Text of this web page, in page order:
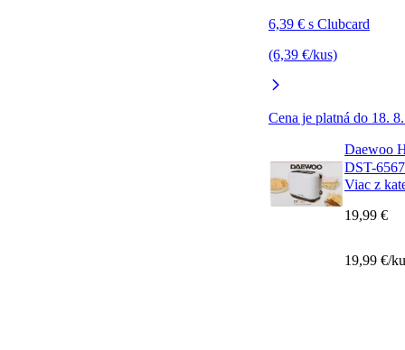
6,39 € s Clubcard
(6,39 €/kus)
Cena je platná do 18.
Daewoo
DST-6567
Viac z
19,99 €
19,99 €/